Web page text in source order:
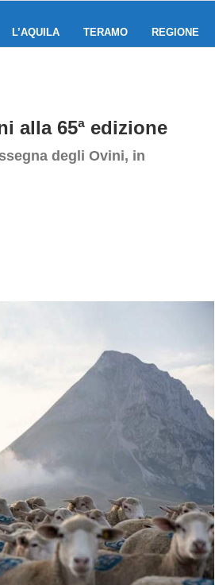
L’AQUILA TERAMO REGIONE
alla 65ª edizione
degli Ovini, in